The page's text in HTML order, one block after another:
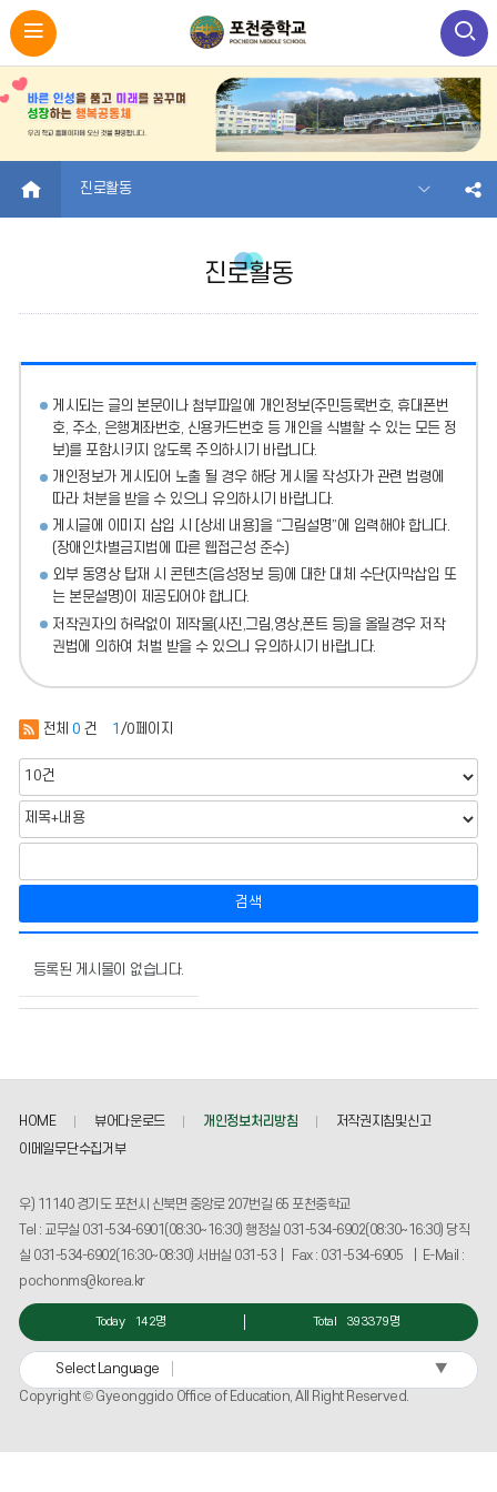
HOME 진로활동
진로활동
게시되는 글의 본문이나 첨부파일에
개인정보(주민등록번호, 휴대폰번
호, 주소, 은행계좌번호, 신용카드번호 등 개인을 식별할 수 있는 모든 정
보)를 포함시키지 않도록 주의하시기 바랍니다.
개인정보가 게시되어 노출 될 경우 해당 게시물 작성자가 관련 법령에
따라 처분을 받을 수 있으니 유의하시기 바랍니다.
게시글에 이미지 삽입 시 [상세 내용]을 “그림설명”에 입력해야 합니다.
(장애인차별금지법에 따른 웹접근성 준수)
외부 동영상 탑재 시 콘텐츠(음성정보 등)에 대한 대체 수단(자막삽입 또
는 본문설명)이 제공되어야 합니다.
저작권자의 허락없이 제작물(사진,그림,영상,폰트 등)을 올릴경우 저작
권법에 의하여 처벌 받을 수 있으니 유의하시기 바랍니다.
전체 0 건 1 /0페이지
검색
동
시
번
호,
작
성
자,
등
일,
조
회
수
를
등록된 게시물이 없습니다.
HOME 뷰어다운로드 개인정보처리방침
저작권지침및신고
이메일무단수집거부
우) 11140 경기도 포천시 신북면 중앙로 207번길 65 포천중학교
Tel : 교무실 031-534-6901(08:30~16:30) 행정실 031-534-6902(08:30~16:30) 당직
실 031-534-6902(16:30~08:30) 서버실 031-53 | Fax : 031-534-6905 | E-Mail :
pochonms@korea.kr
Today 142명 Total 393379명
Select Language
▼
Copyright © Gyeonggido Office of Education, All Right Reserved.